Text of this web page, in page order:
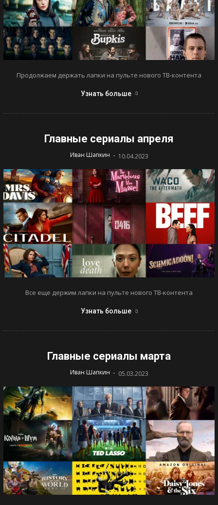
Продолжаем держать лапки на пульте нового ТВ-контента
Узнать больше
Главные сериалы апреля
Иван Шапкин - 10.04.2023
Все еще держим лапки на пульте нового ТВ-контента
Узнать больше
Главные сериалы марта
Иван Шапкин - 05.03.2023